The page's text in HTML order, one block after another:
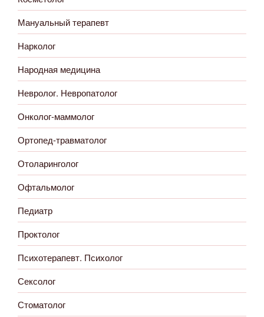
Мануальный терапевт
Нарколог
Народная медицина
Невролог. Невропатолог
Онколог-маммолог
Ортопед-травматолог
Отоларинголог
Офтальмолог
Педиатр
Проктолог
Психотерапевт. Психолог
Сексолог
Стоматолог